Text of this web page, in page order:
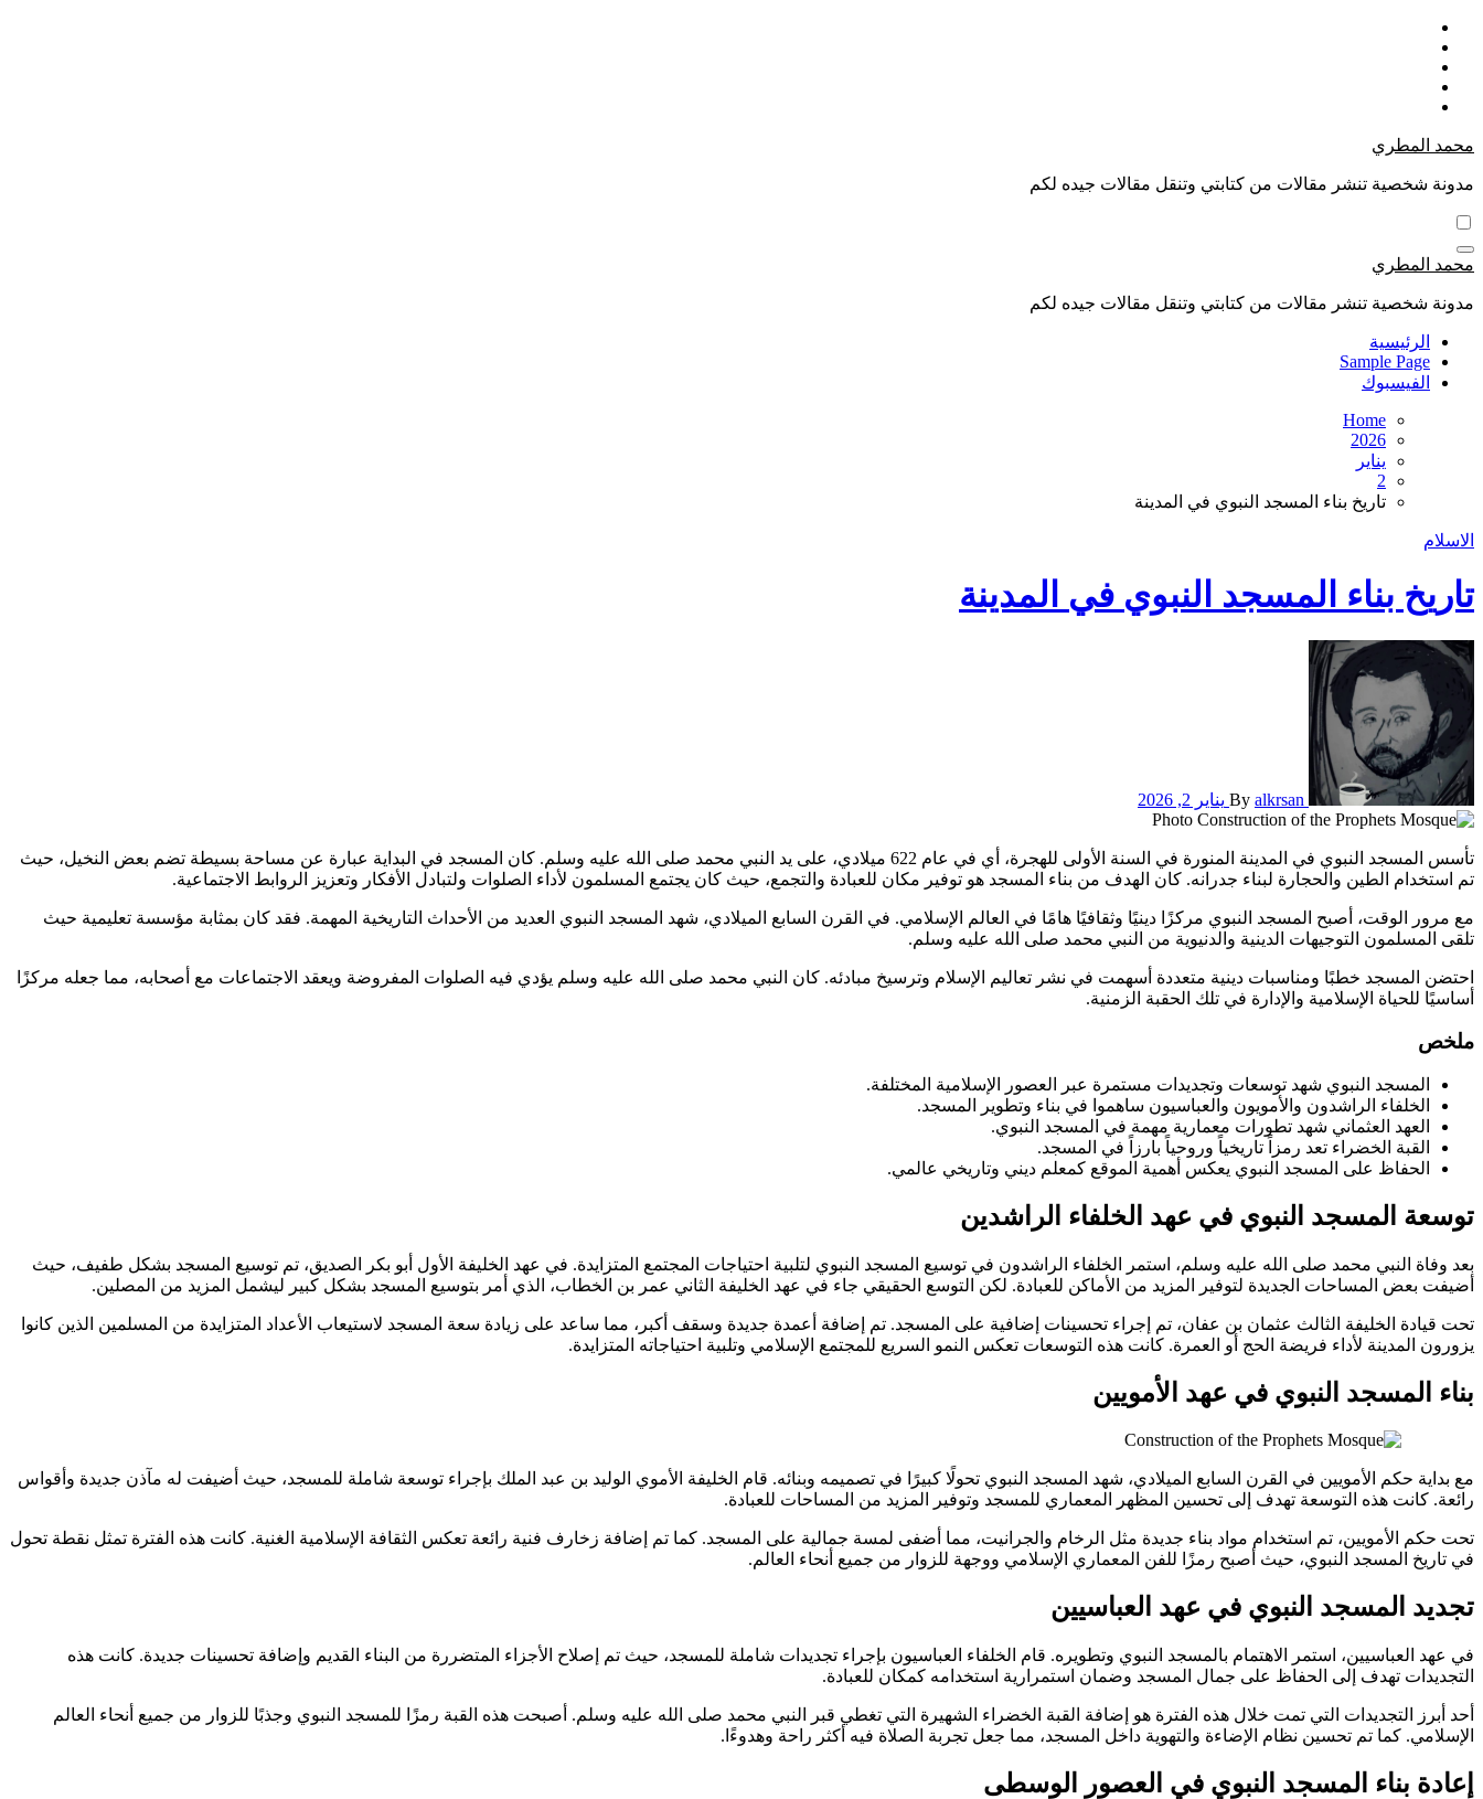
Skip
content
محمد المطري
مدونة شخصية تنشر مقالات من كتابتي وتنقل مقالات جيده لكم
محمد المطري
مدونة شخصية تنشر مقالات من كتابتي وتنقل مقالات جيده لكم
الرئيسية
Sample Page
الفيسبوك
Home
2026
يناير
2
تاريخ بناء المسجد النبوي في المدينة
الاسلام
تاريخ بناء المسجد النبوي في المدينة
By alkrsan يناير 2, 2026
تأسس المسجد النبوي في المدينة المنورة في السنة الأولى للهجرة، أي في عام 622 ميلادي، على يد النبي محمد صلى الله عليه وسلم. كان المسجد في البداية عبارة عن مساحة بسيطة تضم بعض النخيل، حيث
تم استخدام الطين والحجارة لبناء جدرانه. كان الهدف من بناء المسجد هو توفير مكان للعبادة والتجمع، حيث كان يجتمع المسلمون لأداء الصلوات ولتبادل الأفكار وتعزيز الروابط الاجتماعية.
مع مرور الوقت، أصبح المسجد النبوي مركزًا دينيًا وثقافيًا هامًا في العالم الإسلامي. في القرن السابع الميلادي، شهد المسجد النبوي العديد من الأحداث التاريخية المهمة. فقد كان بمثابة مؤسسة تعليمية حيث
تلقى المسلمون التوجيهات الدينية والدنيوية من النبي محمد صلى الله عليه وسلم.
احتضن المسجد خطبًا ومناسبات دينية متعددة أسهمت في نشر تعاليم الإسلام وترسيخ مبادئه. كان النبي محمد صلى الله عليه وسلم يؤدي فيه الصلوات المفروضة ويعقد الاجتماعات مع أصحابه، مما جعله مركزًا
أساسيًا للحياة الإسلامية والإدارة في تلك الحقبة الزمنية.
ملخص
المسجد النبوي شهد توسعات وتجديدات مستمرة عبر العصور الإسلامية المختلفة.
الخلفاء الراشدون والأمويون والعباسيون ساهموا في بناء وتطوير المسجد.
العهد العثماني شهد تطورات معمارية مهمة في المسجد النبوي.
القبة الخضراء تعد رمزاً تاريخياً وروحياً بارزاً في المسجد.
الحفاظ على المسجد النبوي يعكس أهمية الموقع كمعلم ديني وتاريخي عالمي.
توسعة المسجد النبوي في عهد الخلفاء الراشدين
بعد وفاة النبي محمد صلى الله عليه وسلم، استمر الخلفاء الراشدون في توسيع المسجد النبوي لتلبية احتياجات المجتمع المتزايدة. في عهد الخليفة الأول أبو بكر الصديق، تم توسيع المسجد بشكل طفيف، حيث
أضيفت بعض المساحات الجديدة لتوفير المزيد من الأماكن للعبادة. لكن التوسع الحقيقي جاء في عهد الخليفة الثاني عمر بن الخطاب، الذي أمر بتوسيع المسجد بشكل كبير ليشمل المزيد من المصلين.
تحت قيادة الخليفة الثالث عثمان بن عفان، تم إجراء تحسينات إضافية على المسجد. تم إضافة أعمدة جديدة وسقف أكبر، مما ساعد على زيادة سعة المسجد لاستيعاب الأعداد المتزايدة من المسلمين الذين كانوا
يزورون المدينة لأداء فريضة الحج أو العمرة. كانت هذه التوسعات تعكس النمو السريع للمجتمع الإسلامي وتلبية احتياجاته المتزايدة.
بناء المسجد النبوي في عهد الأمويين
مع بداية حكم الأمويين في القرن السابع الميلادي، شهد المسجد النبوي تحولًا كبيرًا في تصميمه وبنائه. قام الخليفة الأموي الوليد بن عبد الملك بإجراء توسعة شاملة للمسجد، حيث أضيفت له مآذن جديدة وأقواس
رائعة. كانت هذه التوسعة تهدف إلى تحسين المظهر المعماري للمسجد وتوفير المزيد من المساحات للعبادة.
تحت حكم الأمويين، تم استخدام مواد بناء جديدة مثل الرخام والجرانيت، مما أضفى لمسة جمالية على المسجد. كما تم إضافة زخارف فنية رائعة تعكس الثقافة الإسلامية الغنية. كانت هذه الفترة تمثل نقطة تحول
في تاريخ المسجد النبوي، حيث أصبح رمزًا للفن المعماري الإسلامي ووجهة للزوار من جميع أنحاء العالم.
تجديد المسجد النبوي في عهد العباسيين
في عهد العباسيين، استمر الاهتمام بالمسجد النبوي وتطويره. قام الخلفاء العباسيون بإجراء تجديدات شاملة للمسجد، حيث تم إصلاح الأجزاء المتضررة من البناء القديم وإضافة تحسينات جديدة. كانت هذه
التجديدات تهدف إلى الحفاظ على جمال المسجد وضمان استمرارية استخدامه كمكان للعبادة.
أحد أبرز التجديدات التي تمت خلال هذه الفترة هو إضافة القبة الخضراء الشهيرة التي تغطي قبر النبي محمد صلى الله عليه وسلم. أصبحت هذه القبة رمزًا للمسجد النبوي وجذبًا للزوار من جميع أنحاء العالم
الإسلامي. كما تم تحسين نظام الإضاءة والتهوية داخل المسجد، مما جعل تجربة الصلاة فيه أكثر راحة وهدوءًا.
إعادة بناء المسجد النبوي في العصور الوسطى